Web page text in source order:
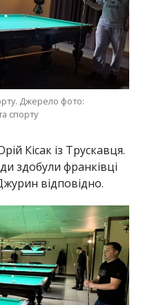
Джерело фото:
спорту
Кісак із Трускавця.
здобули франківці
відповідно.